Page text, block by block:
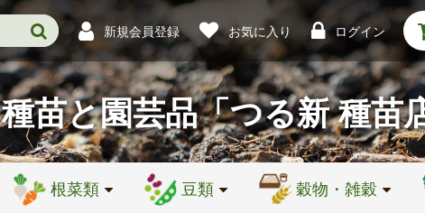
新規会員登録 お気に入り ログイン
種苗と園芸品「つる新 種苗
根菜類 豆類 穀物・雑穀